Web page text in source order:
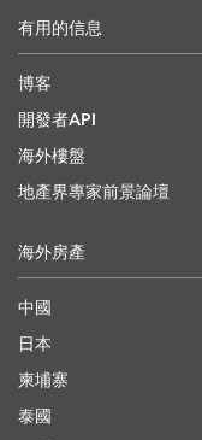
有用的信息
博客
開發者API
海外樓盤
地產界專家前景論壇
海外房產
中國
日本
柬埔寨
泰國